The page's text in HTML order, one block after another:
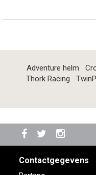
Adventure helm
Thork Racing
Contactgegevens